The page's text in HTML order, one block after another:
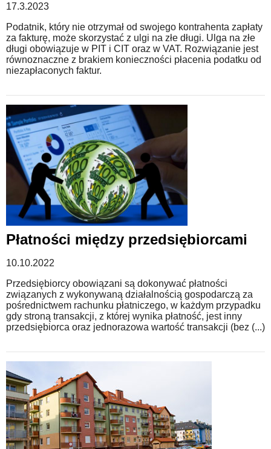
17.3.2023
Podatnik, który nie otrzymał od swojego kontrahenta zapłaty
za fakturę, może skorzystać z ulgi na złe długi. Ulga na złe
długi obowiązuje w PIT i CIT oraz w VAT. Rozwiązanie jest
równoznaczne z brakiem konieczności płacenia podatku od
niezapłaconych faktur.
Płatności między przedsiębiorcami
10.10.2022
Przedsiębiorcy obowiązani są dokonywać płatności
związanych z wykonywaną działalnością gospodarczą za
pośrednictwem rachunku płatniczego, w każdym przypadku
gdy stroną transakcji, z której wynika płatność, jest inny
przedsiębiorca oraz jednorazowa wartość transakcji (bez (...)